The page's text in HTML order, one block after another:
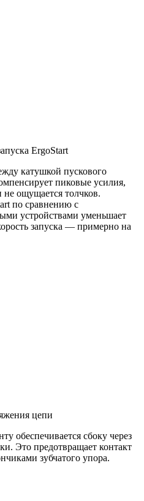
ErgoStart
катушкой пускового
пиковые усилия,
не ощущается толчков.
по сравнению с
устройствами уменьшает
запуска — примерно на
цепи
обеспечивается сбоку через
Это предотвращает контакт
зубчатого упора.